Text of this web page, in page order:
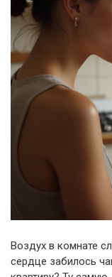
Воздух в комнате
сердце забилось